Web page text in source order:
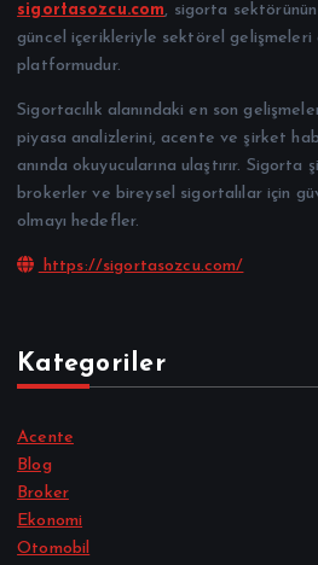
sigortasozcu.com, sigorta sektörünün
güncel içerikleriyle sektörel
platformudur.
Sigortacılık alanındaki en son
piyasa analizlerini, acente ve şirket
anında okuyucularına ulaştırır.
brokerler ve bireysel sigortalılar için
olmayı hedefler.
https://sigortasozcu.com/
Kategoriler
Acente
Blog
Broker
Ekonomi
Otomobil